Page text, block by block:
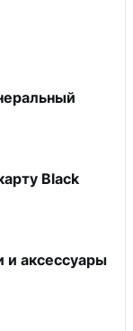
Black
и аксессуары